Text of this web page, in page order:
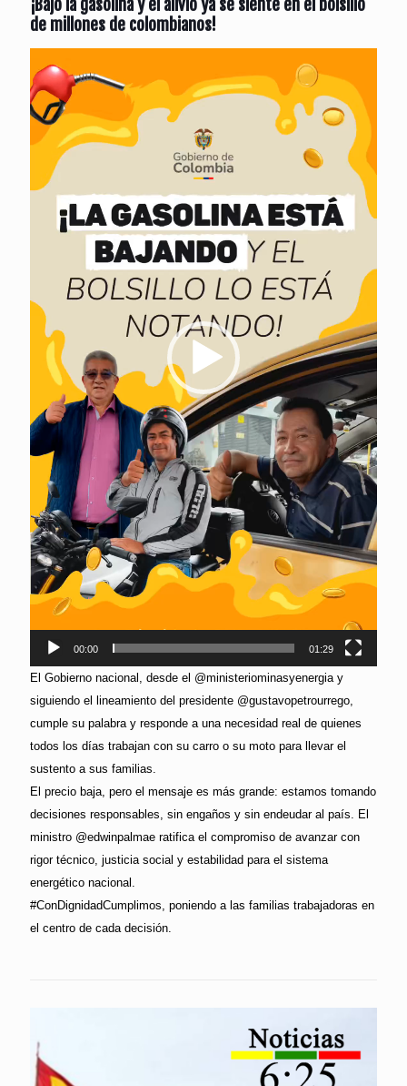
¡Bajó la gasolina y el alivio ya se siente en el bolsillo
de millones de colombianos!
de
vídeo
00:00 01:29
El Gobierno nacional, desde el @ministeriominasyenergia y
siguiendo el lineamiento del presidente @gustavopetrourrego,
cumple su palabra y responde a una necesidad real de quienes
todos los días trabajan con su carro o su moto para llevar el
sustento a sus familias.
El precio baja, pero el mensaje es más grande: estamos tomando
decisiones responsables, sin engaños y sin endeudar al país. El
ministro @edwinpalmae ratifica el compromiso de avanzar con
rigor técnico, justicia social y estabilidad para el sistema
energético nacional.
#ConDignidadCumplimos, poniendo a las familias trabajadoras en
el centro de cada decisión.